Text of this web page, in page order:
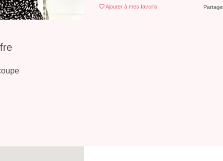
Ajouter à mes favoris